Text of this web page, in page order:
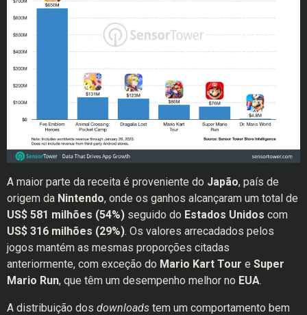
A maior parte da receita é proveniente do Japão, país de
origem da Nintendo, onde os ganhos alcançaram um total de
US$ 581 milhões (54%) seguido do Estados Unidos com
US$ 316 milhões (29%). Os valores arrecadados pelos
jogos mantém as mesmas proporções citadas
anteriormente, com exceção do Mario Kart Tour e Super
Mario Run, que têm um desempenho melhor no EUA.
A distribuição dos downloads tem um comportamento bem